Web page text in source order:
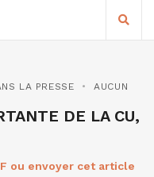
LA PRESSE
AUCUN
DE LA CU,
ou envoyer cet article